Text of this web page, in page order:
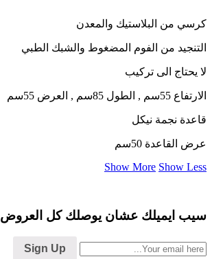
كرسي من البلاستيك والمعدن
التنجيد من الفوم المضغوط والشبك الطبي
لا يحتاج الى تركيب
الارتفاع 55سم , الطول 85سم , العرض 55سم
قاعدة نجمة نيكل
عرض القاعدة 50سم
Show More Show Less
سيب ايميلك عشان يوصلك كل العروض
Sign Up